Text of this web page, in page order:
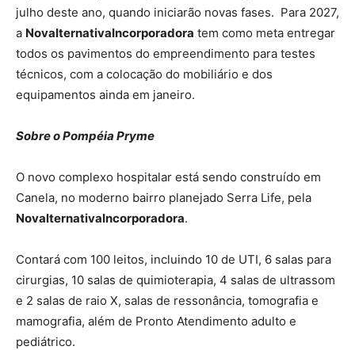
julho deste ano, quando iniciarão novas fases. Para 2027,
a NovalternativaIncorporadora tem como meta entregar
todos os pavimentos do empreendimento para testes
técnicos, com a colocação do mobiliário e dos
equipamentos ainda em janeiro.
Sobre o Pompéia Pryme
O novo complexo hospitalar está sendo construído em
Canela, no moderno bairro planejado Serra Life, pela
NovalternativaIncorporadora.
Contará com 100 leitos, incluindo 10 de UTI, 6 salas para
cirurgias, 10 salas de quimioterapia, 4 salas de ultrassom
e 2 salas de raio X, salas de ressonância, tomografia e
mamografia, além de Pronto Atendimento adulto e
pediátrico.